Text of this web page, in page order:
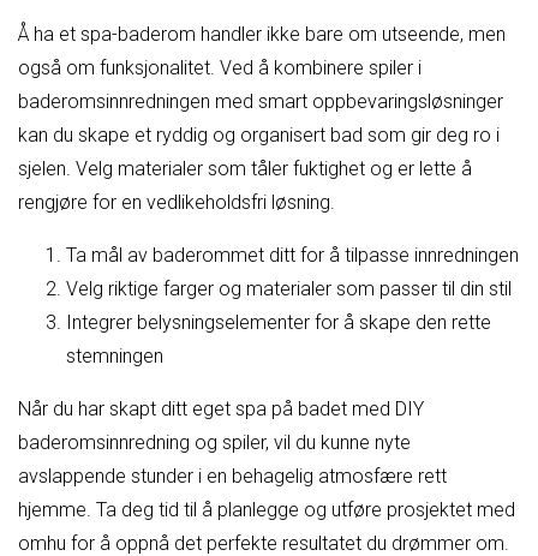
Å ha et spa-baderom handler ikke bare om utseende, men
også om funksjonalitet. Ved å kombinere spiler i
baderomsinnredningen med smart oppbevaringsløsninger
kan du skape et ryddig og organisert bad som gir deg ro i
sjelen. Velg materialer som tåler fuktighet og er lette å
rengjøre for en vedlikeholdsfri løsning.
Ta mål av baderommet ditt for å tilpasse innredningen
Velg riktige farger og materialer som passer til din stil
Integrer belysningselementer for å skape den rette
stemningen
Når du har skapt ditt eget spa på badet med DIY
baderomsinnredning og spiler, vil du kunne nyte
avslappende stunder i en behagelig atmosfære rett
hjemme. Ta deg tid til å planlegge og utføre prosjektet med
omhu for å oppnå det perfekte resultatet du drømmer om.